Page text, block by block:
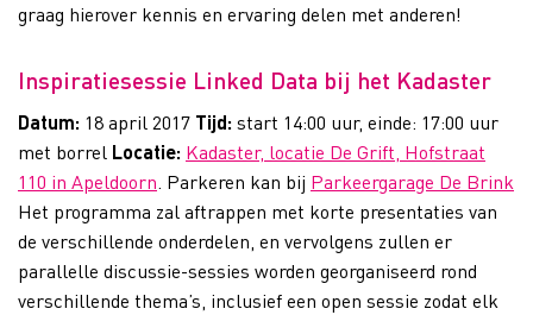
graag hierover kennis en ervaring delen met anderen!
Inspiratiesessie Linked Data bij het Kadaster
Datum: 18 april 2017 Tijd: start 14:00 uur, einde: 17:00 uur
met borrel Locatie: Kadaster, locatie De Grift, Hofstraat
110 in Apeldoorn . Parkeren kan bij Parkeergarage De Brink
Het programma zal aftrappen met korte presentaties van
de verschillende onderdelen, en vervolgens zullen er
parallelle discussie-sessies worden georganiseerd rond
verschillende thema’s, inclusief een open sessie zodat elk